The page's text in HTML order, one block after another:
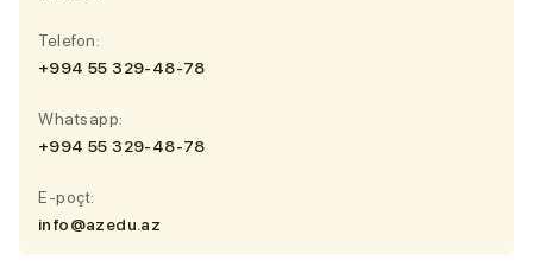
Telefon:
+994 55 329-48-78
Whatsapp:
+994 55 329-48-78
E-poçt:
info@azedu.az